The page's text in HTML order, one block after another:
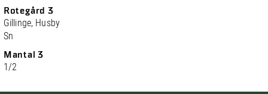
Rotegård 3
Gillinge, Husby
Sn
Mantal 3
1/2